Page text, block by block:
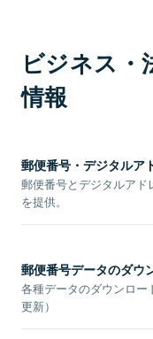
ビジネス・
情報
郵便番号・デジタルア
郵便番号とデジタルア
を提供。
郵便番号データのダウ
各種データのダウンロー
更新）